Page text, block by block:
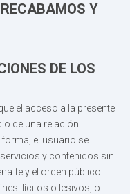
Y
DE LOS
el acceso a la presente
de una relación
forma, el usuario se
y contenidos sin
fe y el orden público.
ilícitos o lesivos, o